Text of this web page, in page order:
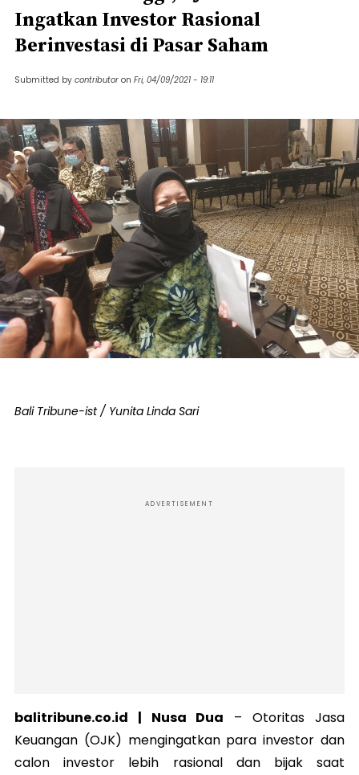
Ingatkan Investor Rasional
Berinvestasi di Pasar Saham
Submitted by contributor on Fri, 04/09/2021 - 19:11
Bali Tribune-ist / Yunita Linda Sari
ADVERTISEMENT
balitribune.co.id | Nusa Dua –Otoritas Jasa
Keuangan (OJK) mengingatkan para investor dan
calon investor lebih rasional dan bijak saat